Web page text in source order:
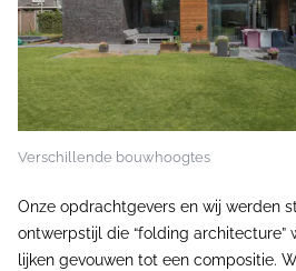
Verschillende bouwhoogtes
Onze opdrachtgevers en wij werden
ontwerpstijl die “folding architecture”
lijken gevouwen tot een compositie.